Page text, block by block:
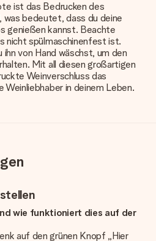
ist das Bedrucken des
was bedeutet, dass du deine
genießen kannst. Beachte
nicht spülmaschinenfest ist.
von Hand wäschst, um den
Mit all diesen großartigen
Weinverschluss das
in deinem Leben.
wie funktioniert dies auf der
auf den grünen Knopf „Hier